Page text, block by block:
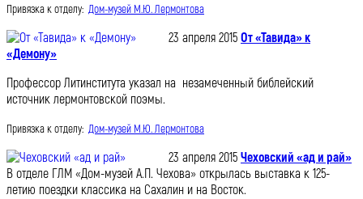
Привязка к отделу: Дом-музей М.Ю. Лермонтова
23 апреля 2015 От «Тавида» к
«Демону»
Профессор Литинститута указал на незамеченный библейский
источник лермонтовской поэмы.
Привязка к отделу: Дом-музей М.Ю. Лермонтова
23 апреля 2015 Чеховский «ад и рай»
В отделе ГЛМ «Дом-музей А.П. Чехова» открылась выставка к 125-
летию поездки классика на Сахалин и на Восток.